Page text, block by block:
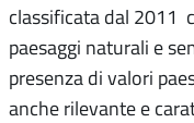
classificata dal 2011
paesaggi naturali e
presenza di valori
anche rilevante e